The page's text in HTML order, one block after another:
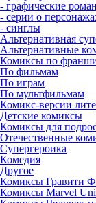
- графические
- серии о
- синглы
Альтернативная
Альтернативные
Комиксы по
По фильмам
По играм
По мультфильмам
Комикс-версии
Детские комиксы
Комиксы для
Отечественные
Супергероика
Комедия
Другое
Комиксы Гравити
Комиксы Marvel